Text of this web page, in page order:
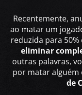
Recentemente,
ao matar um
reduzida para
eliminar
outras palavras,
por matar alguém
de